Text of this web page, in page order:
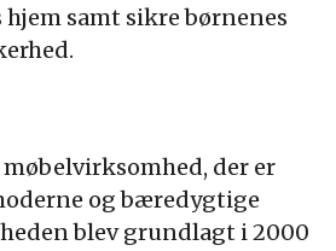
hjem samt sikre børnenes
der er
og bæredygtige
blev grundlagt i 2000